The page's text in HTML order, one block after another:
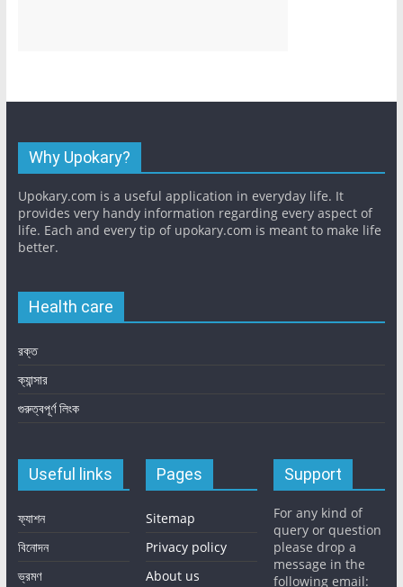
Why Upokary?
Upokary.com is a useful application in everyday life. It
provides very handy information regarding every aspect of
life. Each and every tip of upokary.com is meant to make life
better.
Health care
রক্ত
ক্যান্সার
গুরুত্বপূর্ণ লিংক
Useful links
ফ্যাশন
বিনোদন
ভ্রমণ
Pages
Sitemap
Privacy policy
About us
Support
For any kind of
query or question
please drop a
message in the
following email: